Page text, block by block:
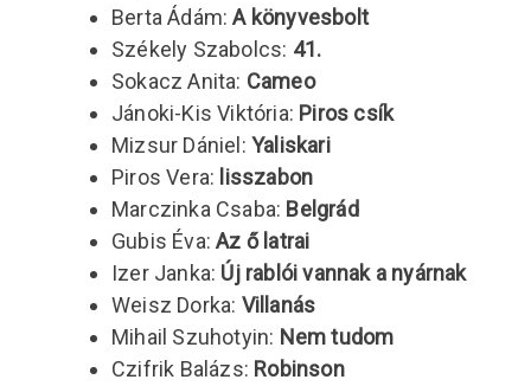
Berta Ádám:A könyvesbolt
Székely Szabolcs: 41.
Sokacz Anita: Cameo
Jánoki-Kis Viktória: Piros csík
Mizsur Dániel: Yaliskari
Piros Vera: lisszabon
Marczinka Csaba: Belgrád
Gubis Éva:Az ő latrai
Izer Janka: Új rablói vannak a nyárnak
Weisz Dorka: Villanás
Mihail Szuhotyin: Nem tudom
Czifrik Balázs: Robinson